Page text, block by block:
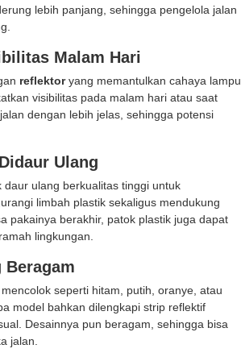
lebih panjang, sehingga pengelola jalan
Malam Hari
reflektoryang memantulkan cahaya lampu
visibilitas pada malam hari atau saat
dengan lebih jelas, sehingga potensi
Ulang
ulang berkualitas tinggi untuk
limbah plastik sekaligus mendukung
pakainya berakhir, patok plastik juga dapat
lingkungan.
Beragam
seperti hitam, putih, oranye, atau
model bahkan dilengkapi strip reflektif
Desainnya pun beragam, sehingga bisa
jalan.